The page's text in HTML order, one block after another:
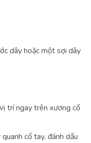
dây hoặc một sợi dây
trí ngay trên xương cổ
cổ tay, đánh dấu